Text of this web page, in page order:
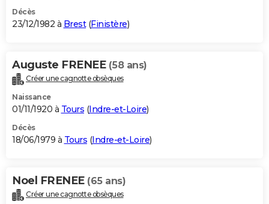
Décès
23/12/1982 à Brest(Finistère)
Auguste FRENEE (58 ans)
Créer une cagnotte obsèques
Naissance
01/11/1920 à Tours (Indre-et-Loire)
Décès
18/06/1979 à Tours (Indre-et-Loire)
Noel FRENEE (65 ans)
Créer une cagnotte obsèques